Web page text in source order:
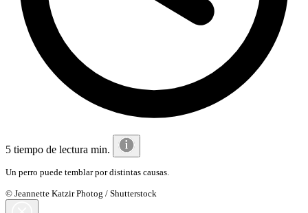
5 tiempo de lectura min.
Un perro puede temblar por distintas causas.
© Jeannette Katzir Photog / Shutterstock